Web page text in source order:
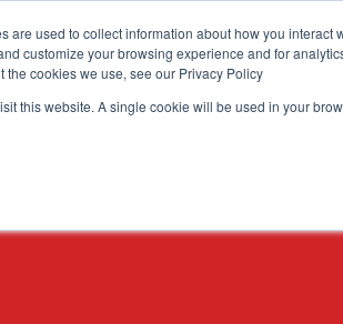
are used to collect information about how you interact
customize your browsing experience and for
cookies we use, see our Privacy Policy
this website. A single cookie will be used in your
siamo Sostenibilità 🌿